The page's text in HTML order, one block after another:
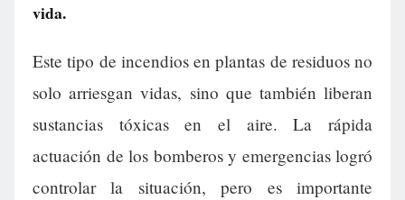
vida.
Este tipo de incendios en plantas de residuos no
solo arriesgan vidas, sino que también liberan
sustancias tóxicas en el aire. La rápida
actuación de los bomberos y emergencias logró
controlar la situación, pero es importante